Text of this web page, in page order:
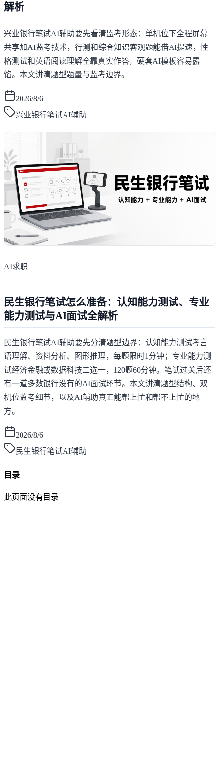
解析
兴业银行笔试AI辅助要先看清监考形态：单机位下全程屏幕
共享加AI监考技术，行测和综合知识客观题能借AI提速，性
格测试和英语阅读理解全靠真实作答，硬套AI模板容易露
馅。本文讲清题型题量与监考边界。
2026/8/6
兴业银行笔试AI辅助
AI求职
民生银行笔试怎么准备：认知能力测试、专业
能力测试与AI面试全解析
民生银行笔试AI辅助要先分清题型边界：认知能力测试考言
语理解、资料分析、图形推理，每题限时1分钟；专业能力测
试经济金融或数据科技二选一，120题60分钟。笔试过关后还
有一道多数银行没有的AI面试环节。本文讲清题型结构、双
机位监考细节，以及AI辅助真正能帮上忙和帮不上忙的地
方。
2026/8/6
民生银行笔试AI辅助
目录
此页面没有目录